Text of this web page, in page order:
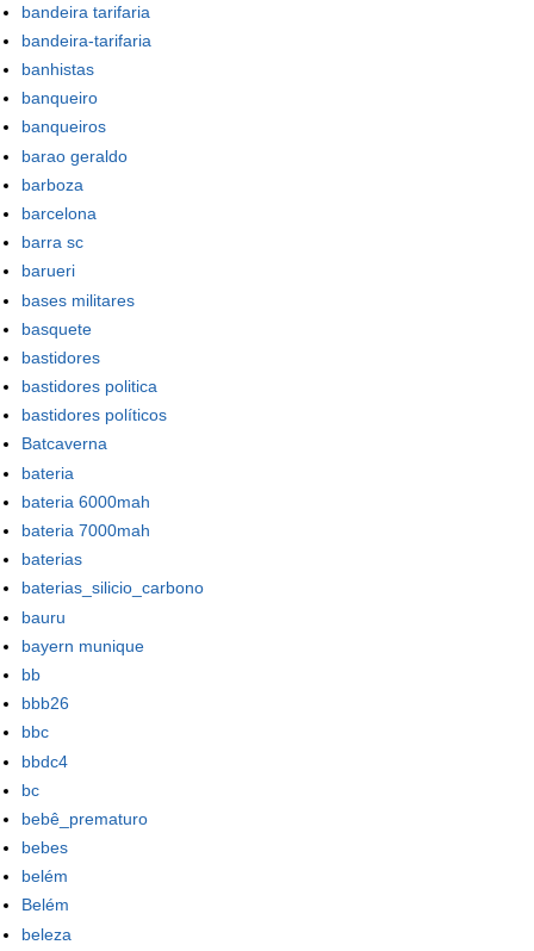
bandeira tarifaria
bandeira-tarifaria
banhistas
banqueiro
banqueiros
barao geraldo
barboza
barcelona
barra sc
barueri
bases militares
basquete
bastidores
bastidores politica
bastidores políticos
Batcaverna
bateria
bateria 6000mah
bateria 7000mah
baterias
baterias_silicio_carbono
bauru
bayern munique
bb
bbb26
bbc
bbdc4
bc
bebê_prematuro
bebes
belém
Belém
beleza